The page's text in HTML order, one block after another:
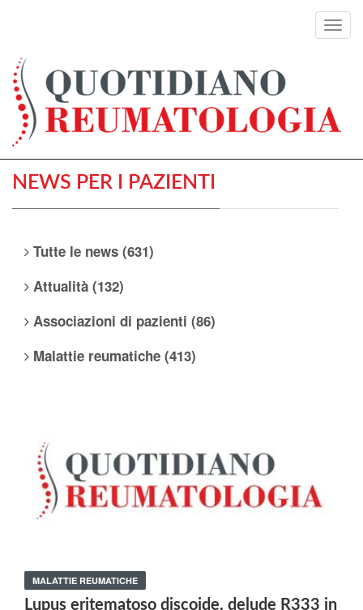
NEWS PER I PAZIENTI
Tutte le news (631)
Attualità (132)
Associazioni di pazienti (86)
Malattie reumatiche (413)
MALATTIE REUMATICHE
Lupus eritematoso discoide, delude R333 in